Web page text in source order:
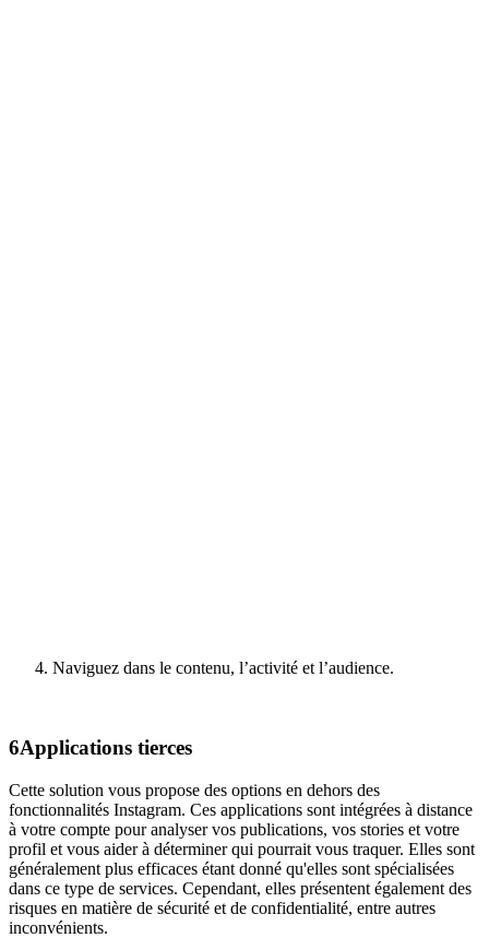
Naviguez dans le contenu, l’activité et l’audience.
6Applications tierces
Cette solution vous propose des options en dehors des
fonctionnalités Instagram. Ces applications sont intégrées à distance
à votre compte pour analyser vos publications, vos stories et votre
profil et vous aider à déterminer qui pourrait vous traquer. Elles sont
généralement plus efficaces étant donné qu'elles sont spécialisées
dans ce type de services. Cependant, elles présentent également des
risques en matière de sécurité et de confidentialité, entre autres
inconvénients.